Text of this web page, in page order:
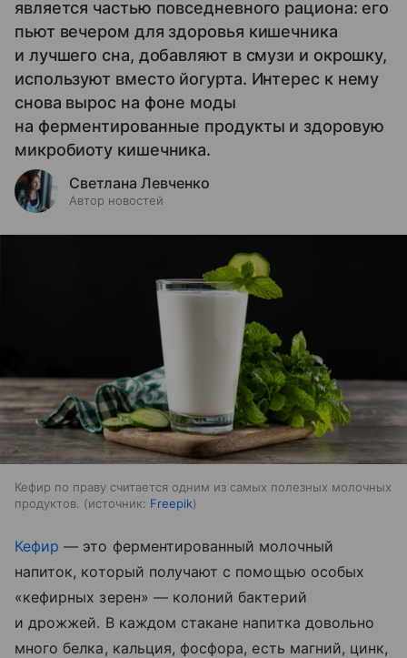
является частью повседневного рациона: его
пьют вечером для здоровья кишечника
и лучшего сна, добавляют в смузи и окрошку,
используют вместо йогурта. Интерес к нему
снова вырос на фоне моды
на ферментированные продукты и здоровую
микробиоту кишечника.
Светлана Левченко
Автор новостей
Кефир по праву считается одним из самых полезных молочных
продуктов.
источник: Freepik
Кефир — это ферментированный молочный
напиток, который получают с помощью особых
«кефирных зерен» — колоний бактерий
и дрожжей. В каждом стакане напитка довольно
много белка, кальция, фосфора, есть магний, цинк,